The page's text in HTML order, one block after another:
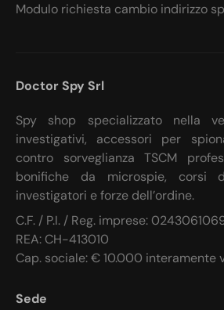
Modulo richiesta cambio indirizzo
Doctor Spy Srl
Spy shop specializzato nella
investigativi, accessori per
contro sorveglianza TSCM
bonifiche da microspie, corsi
investigatori e forze dell’ordine.
C.F. / P.I. / Reg. imprese:
REA: CH-413010
Cap. sociale: € 10.000 interamente
Sede